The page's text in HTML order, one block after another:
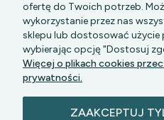
PGK MAZOWSZE SP Z
00-716 WARSZAWA,
ofertę do Twoich potrzeb.
wykorzystanie przez nas
sklepu lub dostosować
wybierając opcję "Dostosuj
Więcej o plikach cookies
prywatności.
ZAAKCEPTUJ